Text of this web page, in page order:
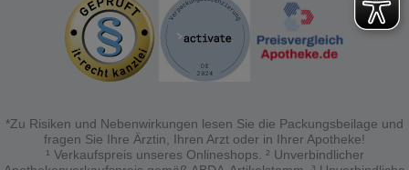
*Zu Risiken und Nebenwirkungen lesen Sie die Packungsbeilage und
fragen Sie Ihre Ärztin, Ihren Arzt oder in Ihrer Apotheke!
¹ Verkaufspreis unseres Onlineshops. ² Unverbindlicher